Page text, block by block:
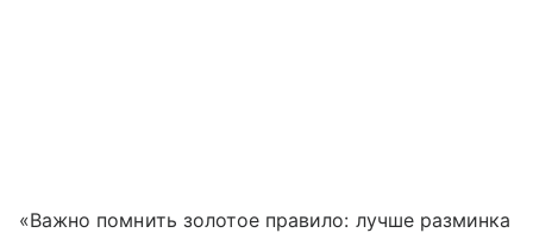
«Важно помнить золотое правило: лучше разминка